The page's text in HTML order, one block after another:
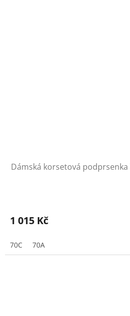
Dámská korsetová podprsenka
1 015 Kč
70C 70A